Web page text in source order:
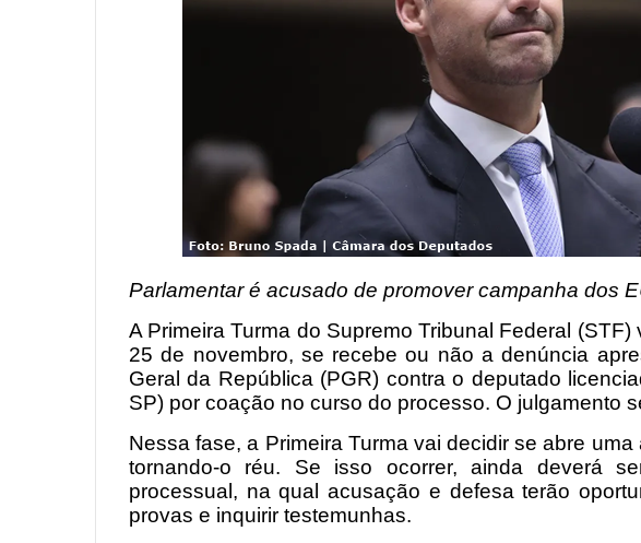
Parlamentar é acusado de promover campanha dos
A Primeira Turma do Supremo Tribunal Federal (STF)
25 de novembro, se recebe ou não a denúncia
Geral da República (PGR) contra o deputado
SP) por coação no curso do processo. O julgamento
Nessa fase, a Primeira Turma vai decidir se abre
tornando-o réu. Se isso ocorrer, ainda deverá
processual, na qual acusação e defesa terão
provas e inquirir testemunhas.